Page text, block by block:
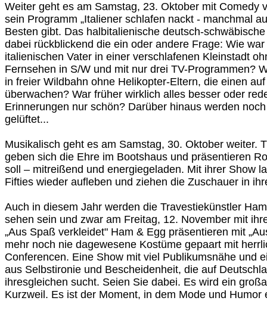
Weiter geht es am Samstag, 23. Oktober mit Comedy
sein Programm „Italiener schlafen nackt - manchmal
Besten gibt. Das halbitalienische deutsch-
dabei rückblickend die ein oder andere Frage: Wie
italienischen Vater in einer verschlafenen Kleinstadt
Fernsehen in S/W und mit nur drei TV-Programmen?
in freier Wildbahn ohne Helikopter-Eltern, die einen
überwachen? War früher wirklich alles besser oder
Erinnerungen nur schön? Darüber hinaus werden
gelüftet...
Musikalisch geht es am Samstag, 30. Oktober weiter.
geben sich die Ehre im Bootshaus und präsentieren
soll – mitreißend und energiegeladen. Mit ihrer Show
Fifties wieder aufleben und ziehen die Zuschauer in
Auch in diesem Jahr werden die Travestiekünstler
sehen sein und zwar am Freitag, 12. November mit
„Aus Spaß verkleidet" Ham & Egg präsentieren mit
mehr noch nie dagewesene Kostüme gepaart mit
Conferencen. Eine Show mit viel Publikumsnähe und
aus Selbstironie und Bescheidenheit, die auf
ihresgleichen sucht. Seien Sie dabei. Es wird ein
Kurzweil. Es ist der Moment, in dem Mode und Humor